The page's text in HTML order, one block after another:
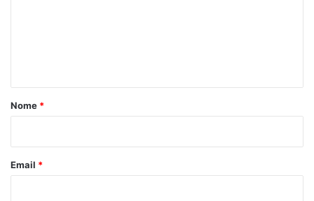
o
Nome *
Email *